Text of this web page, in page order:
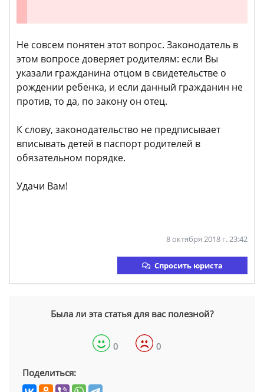
Не совсем понятен этот вопрос. Законодатель в
этом вопросе доверяет родителям: если Вы
указали гражданина отцом в свидетельстве о
рождении ребенка, и если данный гражданин не
против, то да, по закону он отец.
К слову, законодательство не предписывает
вписывать детей в паспорт родителей в
обязательном порядке.
Удачи Вам!
8 октября 2018 г. 23:42
Спросить юриста
Была ли эта статья для вас полезной?
0 0
Поделиться: